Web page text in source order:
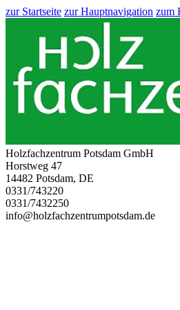
zur Startseite zur Hauptnavigation zum
Holzfachzentrum Potsdam GmbH
Horstweg 47
14482 Potsdam, DE
0331/743220
0331/7432250
info@holzfachzentrumpotsdam.de